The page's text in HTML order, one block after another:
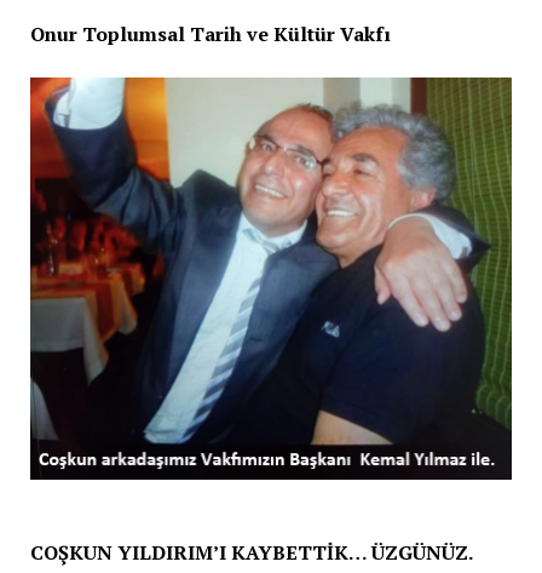
Onur Toplumsal Tarih ve Kültür Vakfı
COŞKUN YILDIRIM’I KAYBETTİK… ÜZGÜNÜZ.